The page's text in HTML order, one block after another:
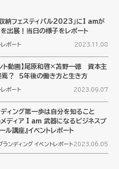
収納フェスティバル2023」にI amが
出展！当日の様子をレポート
レポート 2023.11.08
ント動画】尾原和啓×苫野一徳 資本主
焉？ ５年後の働き方と生き方
レポート 2023.09.07
ィング第一歩は自分を知ること
ディア I am 武器になるビジネスプ
ル講座』イベントレポート
ランディング イベントレポート 2023.06.05